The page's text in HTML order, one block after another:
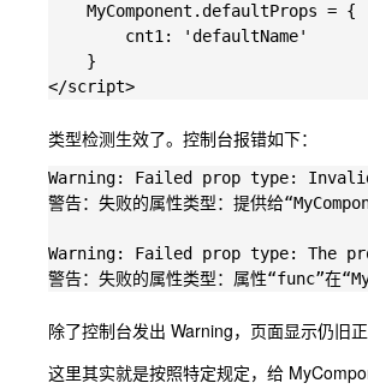
    MyComponent.defaultProps = {
        cnt1: 'defaultName'
    }
类型检测生效了。控制台报错如下：
Warning: Failed prop type:
警告：失败的属性类型：提供给
Warning: Failed prop type: The
除了控制台发出 Warning，页面显示仍旧正
这里其实就是按照特定规定，给